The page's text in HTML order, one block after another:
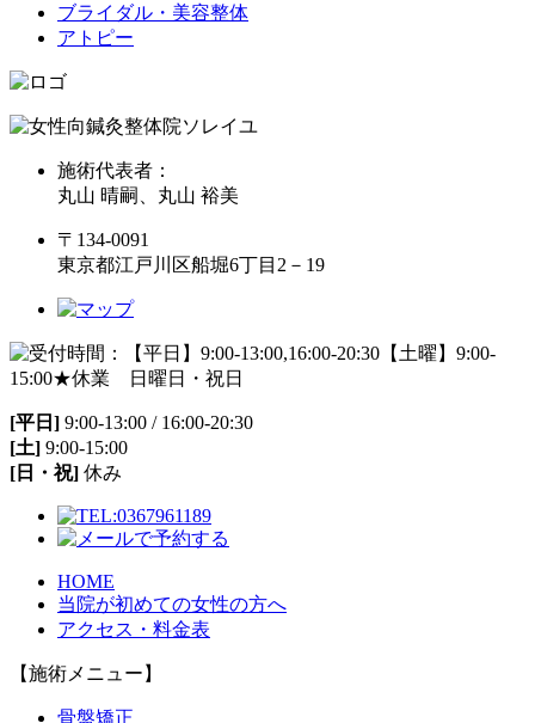
ブライダル・美容整体
アトピー
施術代表者：
丸山 晴嗣、丸山 裕美
〒134-0091
東京都江戸川区船堀6丁目2－19
[平日] 9:00-13:00 / 16:00-20:30
[土] 9:00-15:00
[日・祝] 休み
HOME
当院が初めての女性の方へ
アクセス・料金表
【施術メニュー】
骨盤矯正